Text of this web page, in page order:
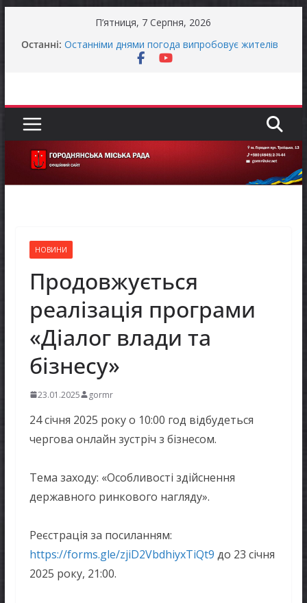
П’ятниця, 7 Серпня, 2026
Останні: Останніми днями погода випробовує жителів
громади справжньою літньою спекою
Захищай небо Чернігівщини!
Батьки майбутніх першокласників уже можуть
оформити «Пакунок школяра»
НОВИНИ
Продовжується
реалізація програми
«Діалог влади та
бізнесу»
23.01.2025 gormr
24 січня 2025 року о 10:00 год відбудеться
чергова онлайн зустріч з бізнесом.
Тема заходу: «Особливості здійснення
державного ринкового нагляду».
Реєстрація за посиланням:
https://forms.gle/zjiD2VbdhiyxTiQt9 до 23 січня
2025 року, 21:00.